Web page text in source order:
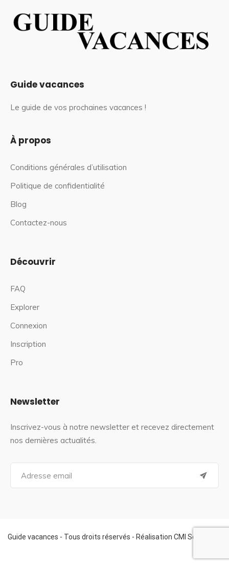
Guide vacances
Le guide de vos prochaines vacances !
À propos
Conditions générales d’utilisation
Politique de confidentialité
Blog
Contactez-nous
Découvrir
FAQ
Explorer
Connexion
Inscription
Pro
Newsletter
Inscrivez-vous à notre newsletter et recevez directement
nos dernières actualités.
a
f
o
Guide vacances - Tous droits réservés - Réalisation CMI Services